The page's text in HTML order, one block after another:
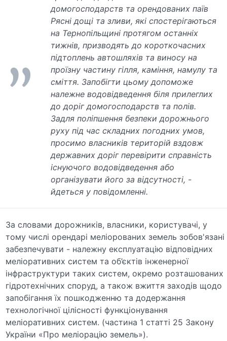
домогосподарств та орендованих паїв
Рясні дощі та зливи, які спостерігаються
на Тернопільщині протягом останніх
тижнів, призводять до короткочасних
підтоплень автошляхів та виносу на
проїзну частину гілля, каміння, намулу та
сміття. Запобігти цьому допоможе
належне водовідведення біля прилеглих
до доріг домогосподарств та полів.
Задля поліпшення безпеки дорожнього
руху під час складних погодних умов,
просимо власників територій вздовж
державних доріг перевірити справність
існуючого водовідведення або
організувати його за відсутності, -
йдеться у повідомленні.
За словами дорожників, власники, користувачі, у
тому числі орендарі меліорованих земель зобов'язані
забезпечувати - належну експлуатацію відповідних
меліоративних систем та об’єктів інженерної
інфраструктури таких систем, окремо розташованих
гідротехнічних споруд, а також вжиття заходів щодо
запобігання їх пошкодженню та додержання
технологічної цілісності функціонування
меліоративних систем. (частина 1 статті 25 Закону
України «Про меліорацію земель»).